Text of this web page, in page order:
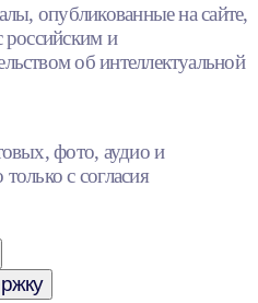
опубликованные на сайте,
российским и
об интеллектуальной
фото, аудио и
с согласия